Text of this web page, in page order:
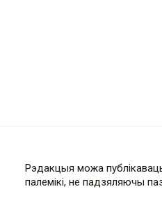
Рэдакцыя можа
палемікі, не падзяляючы